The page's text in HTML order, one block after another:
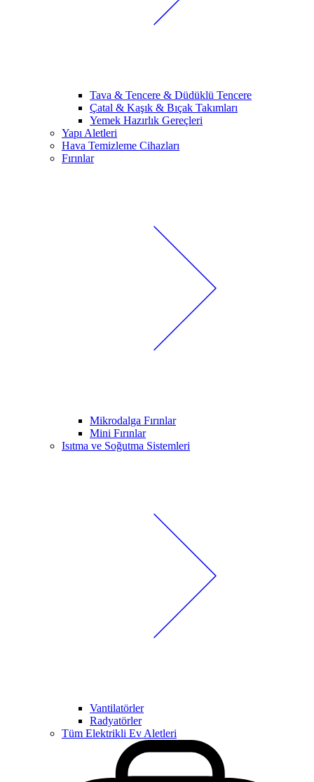
Tava & Tencere & Düdüklü Tencere
Çatal & Kaşık & Bıçak Takımları
Yemek Hazırlık Gereçleri
Yapı Aletleri
Hava Temizleme Cihazları
Fırınlar
Mikrodalga Fırınlar
Mini Fırınlar
Isıtma ve Soğutma Sistemleri
Vantilatörler
Radyatörler
Tüm Elektrikli Ev Aletleri